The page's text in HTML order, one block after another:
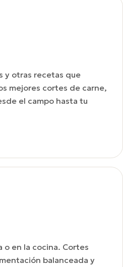
y otras recetas que
mejores cortes de carne,
el campo hasta tu
o en la cocina. Cortes
balanceada y